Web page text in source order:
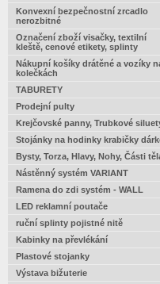
Konvexní bezpečnostní zrcadlo
nerozbitné
Označení zboží visačky, textilní
kleště, cenové etikety, splinty
Nákupní košíky drátěné a vozíky
kolečkách
TABURETY
Prodejní pulty
Krejčovské panny, Trubkové
Stojánky na hodinky krabičky
Bysty, Torza, Hlavy, Nohy, Části
Nástěnný systém VARIANT
Ramena do zdi systém - WALL
LED reklamní poutače
ruční splinty pojistné nitě
Kabinky na převlékání
Plastové stojanky
Výstava bižuterie